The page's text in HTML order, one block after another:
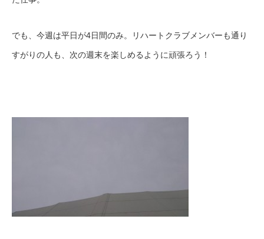
でも、今週は平日が4日間のみ。リハートクラブメンバーも通り
すがりの人も、次の週末を楽しめるように頑張ろう！